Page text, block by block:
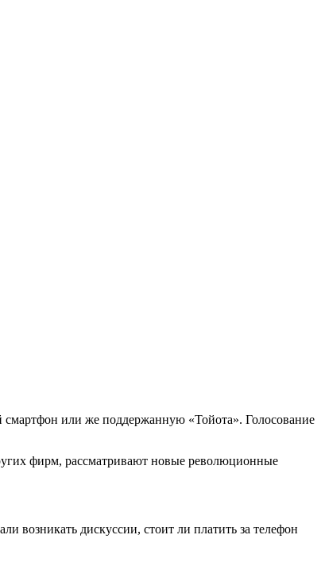
или же поддержанную «Тойота». Голосование
фирм, рассматривают новые революционные
возникать дискуссии, стоит ли платить за телефон